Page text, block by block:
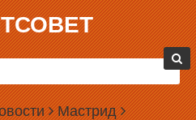
Мастрид
НА OPEL
все разногласия